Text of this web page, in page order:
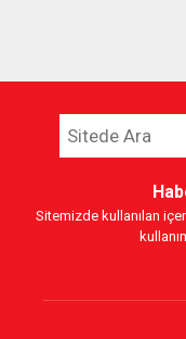
Sitemizde kullanılan